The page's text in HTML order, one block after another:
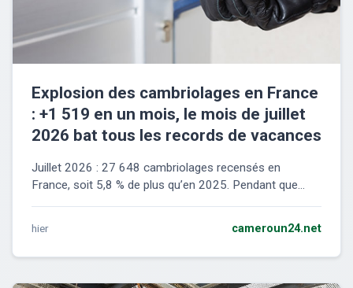
Explosion des cambriolages en France
: +1 519 en un mois, le mois de juillet
2026 bat tous les records de vacances
Juillet 2026 : 27 648 cambriolages recensés en
France, soit 5,8 % de plus qu’en 2025. Pendant que...
hier cameroun24.net